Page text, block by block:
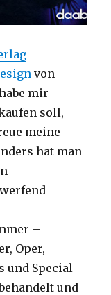
von
mir
soll,
meine
hat man
–
Oper,
und Special
und